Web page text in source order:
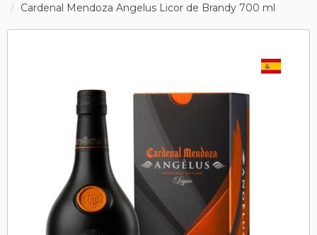
Cardenal Mendoza Angelus Licor de Brandy 700 ml